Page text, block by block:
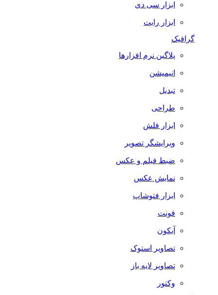
ابزار سی دی
ابزار رایت
گرافیک
پلاگین نرم افزارها
انیمیشن
تبدیل
طراحی
ابزار فلش
ویرایشگر تصویر
ضبط فيلم و عكس
نمایش عکس
ابزار فتوشاپ
فونت
آیکون
تصاویر استوک
تصاویر لایه باز
وکتور